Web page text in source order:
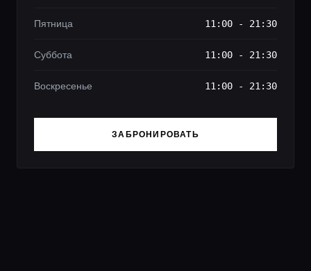
Пятница 11:00 - 21:30
Суббота 11:00 - 21:30
Воскресенье 11:00 - 21:30
ЗАБРОНИРОВАТЬ